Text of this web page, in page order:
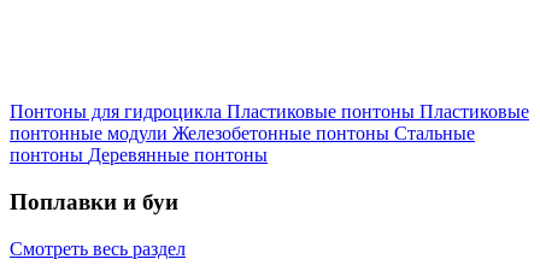
Понтоны для гидроцикла Пластиковые понтоны Пластиковые
понтонные модули Железобетонные понтоны Стальные
понтоны Деревянные понтоны
Поплавки и буи
Смотреть весь раздел